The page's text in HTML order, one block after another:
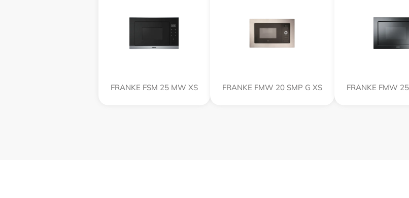
FRANKE FSM 25 MW XS FRANKE FMW 20 SMP G XS FRANKE FMW